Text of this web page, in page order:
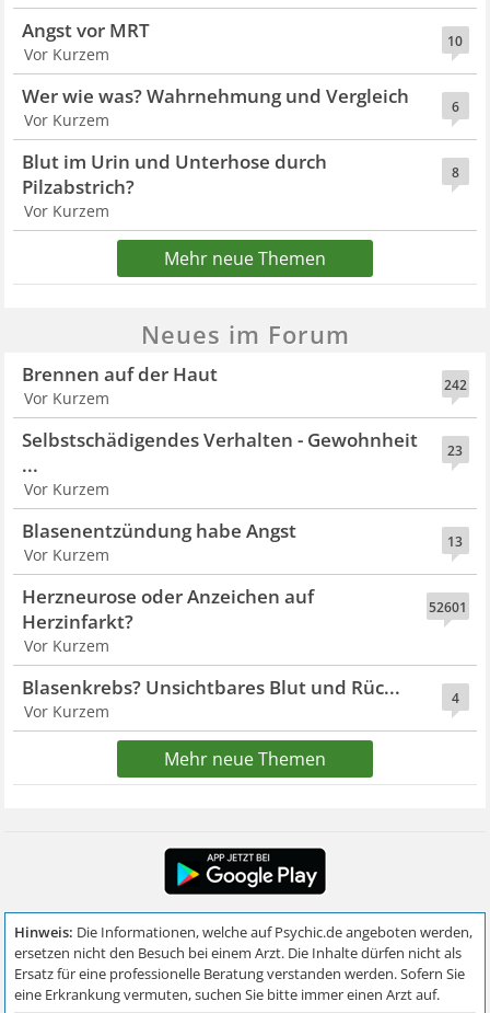
10
Angst vor MRT
Vor Kurzem
6
Wer wie was? Wahrnehmung und Vergleich
Vor Kurzem
8
Blut im Urin und Unterhose durch
Pilzabstrich?
Vor Kurzem
Mehr neue Themen
Neues im Forum
242
Brennen auf der Haut
Vor Kurzem
23
Selbstschädigendes Verhalten - Gewohnheit
...
Vor Kurzem
13
Blasenentzündung habe Angst
Vor Kurzem
52601
Herzneurose oder Anzeichen auf
Herzinfarkt?
Vor Kurzem
4
Blasenkrebs? Unsichtbares Blut und Rüc...
Vor Kurzem
Mehr neue Themen